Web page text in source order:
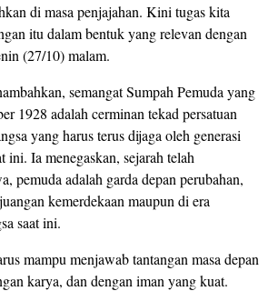
di masa penjajahan. Kini tugas kita
itu dalam bentuk yang relevan dengan
(27/10) malam.
semangat Sumpah Pemuda yang
1928 adalah cerminan tekad persatuan
yang harus terus dijaga oleh generasi
ini. Ia menegaskan, sejarah telah
pemuda adalah garda depan perubahan,
kemerdekaan maupun di era
saat ini.
mampu menjawab tantangan masa depan
karya, dan dengan iman yang kuat.